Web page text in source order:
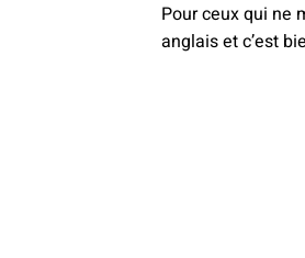
Pour ceux qui ne
anglais et c’est